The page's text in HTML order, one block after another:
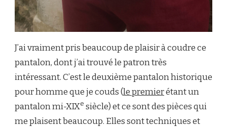
J’ai vraiment pris beaucoup de plaisir à coudre ce
pantalon, dont j’ai trouvé le patron très
intéressant. C’est le deuxième pantalon historique
pour homme que je couds (le premierétant un
pantalon mi-XIXe siècle) et ce sont des pièces qui
me plaisent beaucoup. Elles sont techniques et